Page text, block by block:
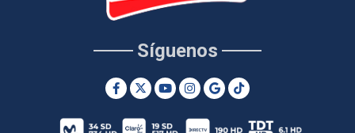
Síguenos